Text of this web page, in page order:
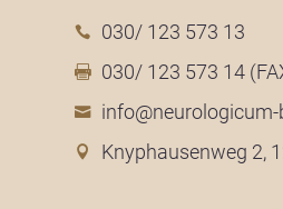
030/ 123 573 13
030/ 123 573 14
Knyphausenweg 2,